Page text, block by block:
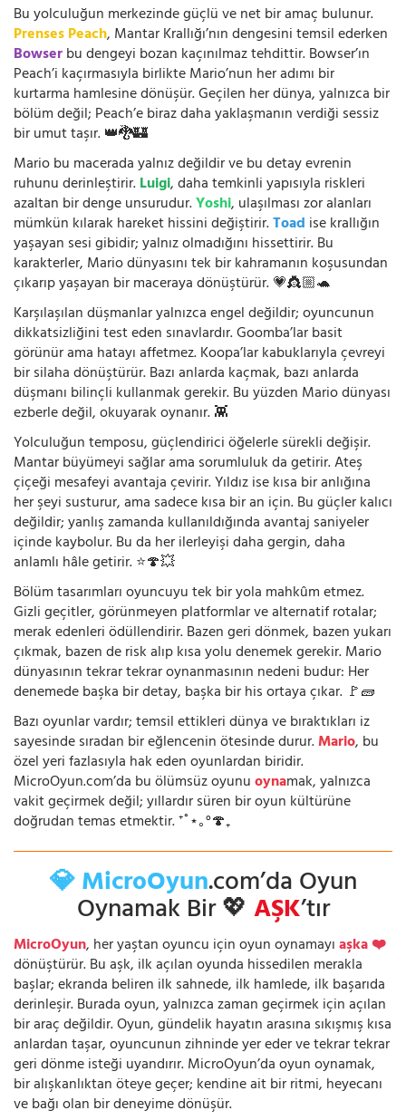
Bu yolculuğun merkezinde güçlü ve net bir amaç bulunur.
Prenses Peach, Mantar Krallığı’nın dengesini temsil ederken
Bowserbu dengeyi bozan kaçınılmaz tehdittir. Bowser’ın
Peach’i kaçırmasıyla birlikte Mario’nun her adımı bir
kurtarma hamlesine dönüşür. Geçilen her dünya, yalnızca bir
bölüm değil; Peach’e biraz daha yaklaşmanın verdiği sessiz
bir umut taşır. 👑🐉🏰
Mario bu macerada yalnız değildir ve bu detay evrenin
ruhunu derinleştirir.Luigi, daha temkinli yapısıyla riskleri
azaltan bir denge unsurudur.Yoshi, ulaşılması zor alanları
mümkün kılarak hareket hissini değiştirir.Toad ise krallığın
yaşayan sesi gibidir; yalnız olmadığını hissettirir. Bu
karakterler, Mario dünyasını tek bir kahramanın koşusundan
çıkarıp yaşayan bir maceraya dönüştürür. 💗👸🏼🐢
Karşılaşılan düşmanlar yalnızca engel değildir; oyuncunun
dikkatsizliğini test eden sınavlardır. Goomba’lar basit
görünür ama hatayı affetmez. Koopa’lar kabuklarıyla çevreyi
bir silaha dönüştürür. Bazı anlarda kaçmak, bazı anlarda
düşmanı bilinçli kullanmak gerekir. Bu yüzden Mario dünyası
ezberle değil, okuyarak oynanır. 👾
Yolculuğun temposu, güçlendirici öğelerle sürekli değişir.
Mantar büyümeyi sağlar ama sorumluluk da getirir. Ateş
çiçeği mesafeyi avantaja çevirir. Yıldız ise kısa bir anlığına
her şeyi susturur, ama sadece kısa bir an için. Bu güçler kalıcı
değildir; yanlış zamanda kullanıldığında avantaj saniyeler
içinde kaybolur. Bu da her ilerleyişi daha gergin, daha
anlamlı hâle getirir. ⭐🍄💥
Bölüm tasarımları oyuncuyu tek bir yola mahkûm etmez.
Gizli geçitler, görünmeyen platformlar ve alternatif rotalar;
merak edenleri ödüllendirir. Bazen geri dönmek, bazen yukarı
çıkmak, bazen de risk alıp kısa yolu denemek gerekir. Mario
dünyasının tekrar tekrar oynanmasının nedeni budur: Her
denemede başka bir detay, başka bir his ortaya çıkar. 🚩🧱
Bazı oyunlar vardır; temsil ettikleri dünya ve bıraktıkları iz
sayesinde sıradan bir eğlencenin ötesinde durur.Mario, bu
özel yeri fazlasıyla hak eden oyunlardan biridir.
MicroOyun.com’da bu ölümsüz oyunuoynamak, yalnızca
vakit geçirmek değil; yıllardır süren bir oyun kültürüne
doğrudan temas etmektir. ⁺˚⋆｡°🍄₊
💎 MicroOyun.com’da Oyun
Oynamak Bir 💖AŞK’tır
MicroOyun, her yaştan oyuncu için oyun oynamayıaşka ❤️
dönüştürür. Bu aşk, ilk açılan oyunda hissedilen merakla
başlar; ekranda beliren ilk sahnede, ilk hamlede, ilk başarıda
derinleşir. Burada oyun, yalnızca zaman geçirmek için açılan
bir araç değildir. Oyun, gündelik hayatın arasına sıkışmış kısa
anlardan taşar, oyuncunun zihninde yer eder ve tekrar tekrar
geri dönme isteği uyandırır. MicroOyun’da oyun oynamak,
bir alışkanlıktan öteye geçer; kendine ait bir ritmi, heyecanı
ve bağı olan bir deneyime dönüşür.